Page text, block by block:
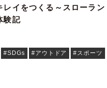
レイをつくる～スローラン
験記
#SDGs #アウトドア #スポーツ